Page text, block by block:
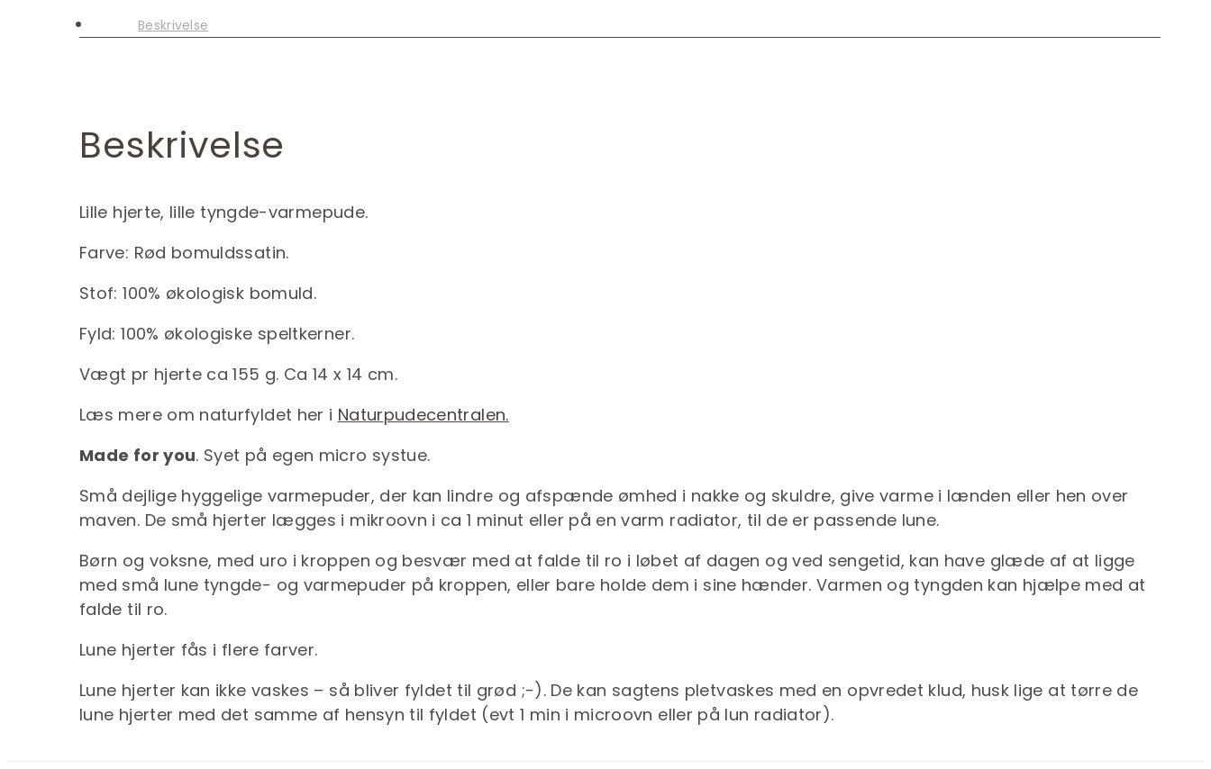
Beskrivelse
Beskrivelse
Lille hjerte, lille tyngde-varmepude.
Farve: Rød bomuldssatin.
Stof: 100% økologisk bomuld.
Fyld: 100% økologiske speltkerner.
Vægt pr hjerte ca 155 g. Ca 14 x 14 cm.
Læs mere om naturfyldet her i Naturpudecentralen.
Made for you. Syet på egen micro systue.
Små dejlige hyggelige varmepuder, der kan lindre og afspænde ømhed i nakke og skuldre, give varme i lænden eller hen over
maven. De små hjerter lægges i mikroovn i ca 1 minut eller på en varm radiator, til de er passende lune.
Børn og voksne, med uro i kroppen og besvær med at falde til ro i løbet af dagen og ved sengetid, kan have glæde af at ligge
med små lune tyngde- og varmepuder på kroppen, eller bare holde dem i sine hænder. Varmen og tyngden kan hjælpe med at
falde til ro.
Lune hjerter fås i flere farver.
Lune hjerter kan ikke vaskes – så bliver fyldet til grød ;-). De kan sagtens pletvaskes med en opvredet klud, husk lige at tørre de
lune hjerter med det samme af hensyn til fyldet (evt 1 min i microovn eller på lun radiator).